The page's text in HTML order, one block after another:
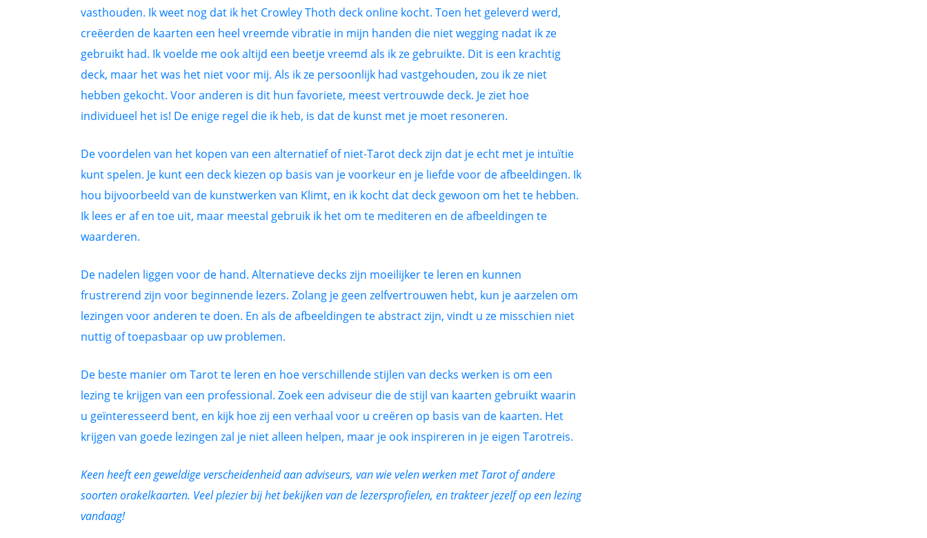
vasthouden. Ik weet nog dat ik het Crowley Thoth deck online kocht. Toen het geleverd werd,
creëerden de kaarten een heel vreemde vibratie in mijn handen die niet wegging nadat ik ze
gebruikt had. Ik voelde me ook altijd een beetje vreemd als ik ze gebruikte. Dit is een krachtig
deck, maar het was het niet voor mij. Als ik ze persoonlijk had vastgehouden, zou ik ze niet
hebben gekocht. Voor anderen is dit hun favoriete, meest vertrouwde deck. Je ziet hoe
individueel het is! De enige regel die ik heb, is dat de kunst met je moet resoneren.
De voordelen van het kopen van een alternatief of niet-Tarot deck zijn dat je echt met je intuïtie
kunt spelen. Je kunt een deck kiezen op basis van je voorkeur en je liefde voor de afbeeldingen. Ik
hou bijvoorbeeld van de kunstwerken van Klimt, en ik kocht dat deck gewoon om het te hebben.
Ik lees er af en toe uit, maar meestal gebruik ik het om te mediteren en de afbeeldingen te
waarderen.
De nadelen liggen voor de hand. Alternatieve decks zijn moeilijker te leren en kunnen
frustrerend zijn voor beginnende lezers. Zolang je geen zelfvertrouwen hebt, kun je aarzelen om
lezingen voor anderen te doen. En als de afbeeldingen te abstract zijn, vindt u ze misschien niet
nuttig of toepasbaar op uw problemen.
De beste manier om Tarot te leren en hoe verschillende stijlen van decks werken is om een
lezing te krijgen van een professional. Zoek een adviseur die de stijl van kaarten gebruikt waarin
u geïnteresseerd bent, en kijk hoe zij een verhaal voor u creëren op basis van de kaarten. Het
krijgen van goede lezingen zal je niet alleen helpen, maar je ook inspireren in je eigen Tarotreis.
Keen heeft een geweldige verscheidenheid aan adviseurs, van wie velen werken met Tarot of andere
soorten orakelkaarten. Veel plezier bij het bekijken van de lezersprofielen, en trakteer jezelf op een lezing
vandaag!